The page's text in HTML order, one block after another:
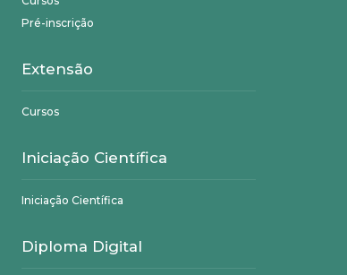
Pré-inscrição
Extensão
Cursos
Iniciação Científica
Iniciação Científica
Diploma Digital